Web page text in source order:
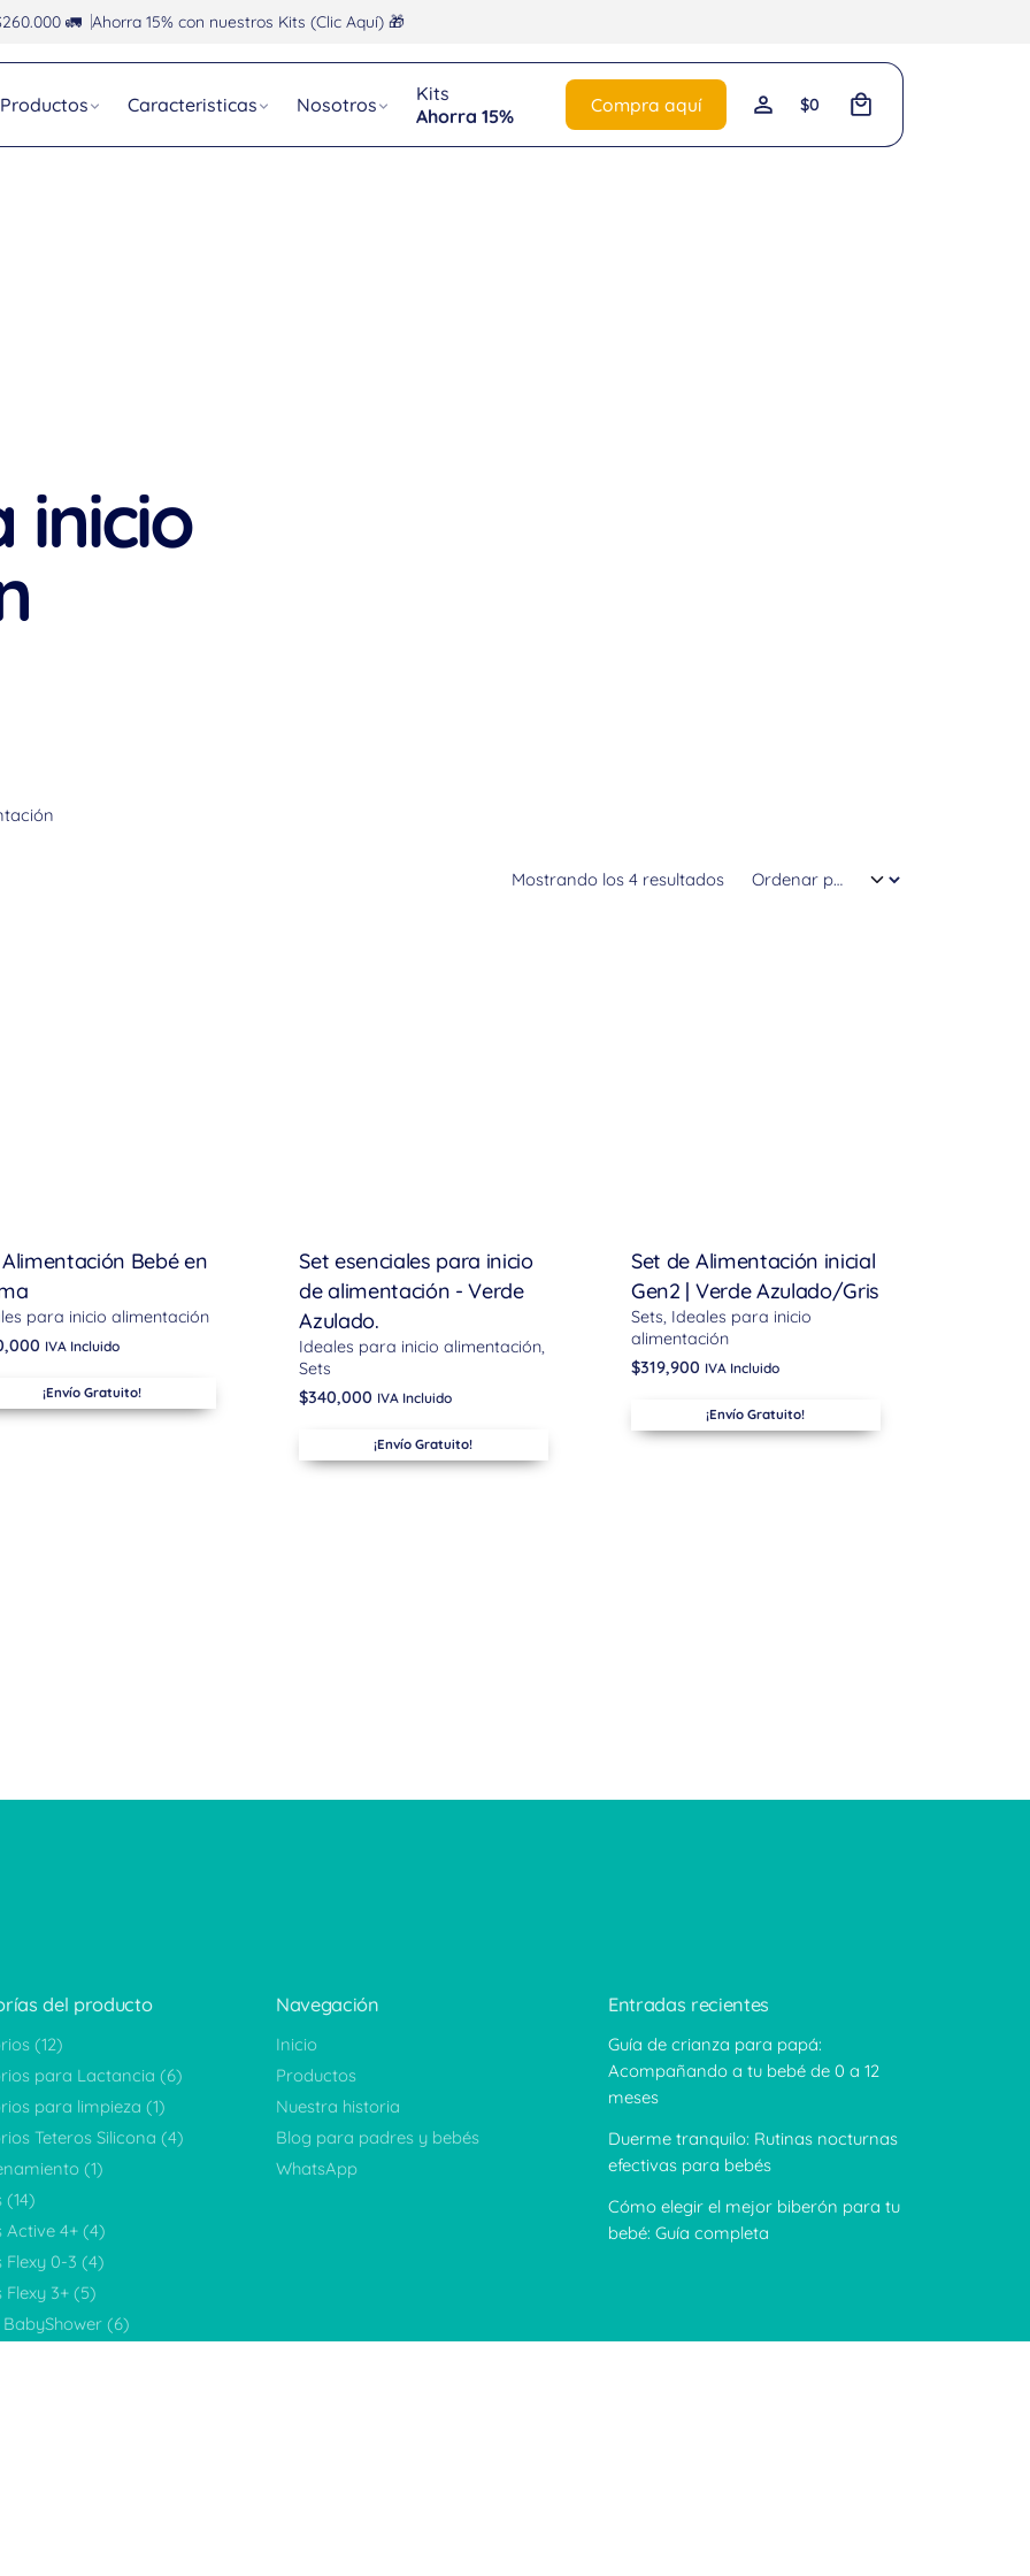
🚛 Ahorra 15% con nuestros Kits (Clic Aquí) 🎁
Productos Caracteristicas Nosotros
Kits
Ahorra 15%
Compra aquí $0
inicio
Mostrando los 4 resultados
Bebé en
para inicio alimentación
IVA Incluido
¡Envío Gratuito!
Set esenciales para inicio
de alimentación - Verde
Azulado.
Ideales para inicio alimentación
Sets
$340,000 IVA Incluido
¡Envío Gratuito!
Set de Alimentación inicial
Gen2 | Verde Azulado/Gris
Sets Ideales para inicio
alimentación
$319,900 IVA Incluido
¡Envío Gratuito!
del producto
(12)
para Lactancia (6)
para limpieza (1)
Teteros Silicona (4)
(1)
(14)
Active 4+ (4)
Flexy 0-3 (4)
Flexy 3+ (5)
BabyShower (6)
Navegación
Inicio
Productos
Nuestra historia
Blog para padres y bebés
WhatsApp
Entradas recientes
Guía de crianza para papá:
Acompañando a tu bebé de 0 a 12
meses
Duerme tranquilo: Rutinas nocturnas
efectivas para bebés
Cómo elegir el mejor biberón para tu
bebé: Guía completa